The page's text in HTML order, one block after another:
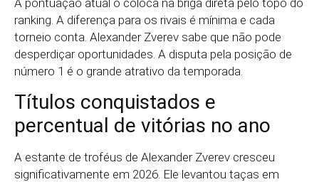
A pontuação atual o coloca na briga direta pelo topo do
ranking. A diferença para os rivais é mínima e cada
torneio conta. Alexander Zverev sabe que não pode
desperdiçar oportunidades. A disputa pela posição de
número 1 é o grande atrativo da temporada.
Títulos conquistados e
percentual de vitórias no ano
A estante de troféus de Alexander Zverev cresceu
significativamente em 2026. Ele levantou taças em